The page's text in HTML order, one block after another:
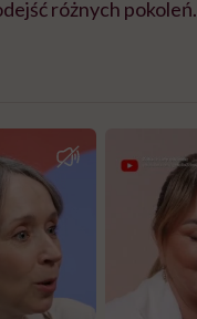
różnych pokoleń.